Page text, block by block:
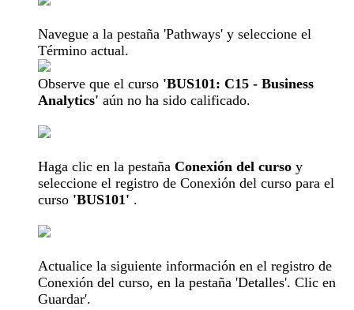
Navegue a la pestaña 'Pathways' y seleccione el
Término actual.
Observe que el curso 'BUS101: C15 - Business
Analytics' aún no ha sido calificado.
Haga clic en la pestaña Conexión del curso y
seleccione el registro de Conexión del curso para el
curso 'BUS101' .
Actualice la siguiente información en el registro de
Conexión del curso, en la pestaña 'Detalles'. Clic en
Guardar'.